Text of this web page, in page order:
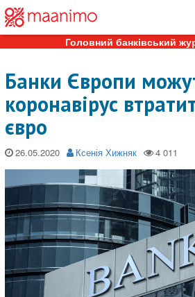
Головний банківський
Банки Європи
коронавірус
євро
26.05.2020 Ксенія Хижняк